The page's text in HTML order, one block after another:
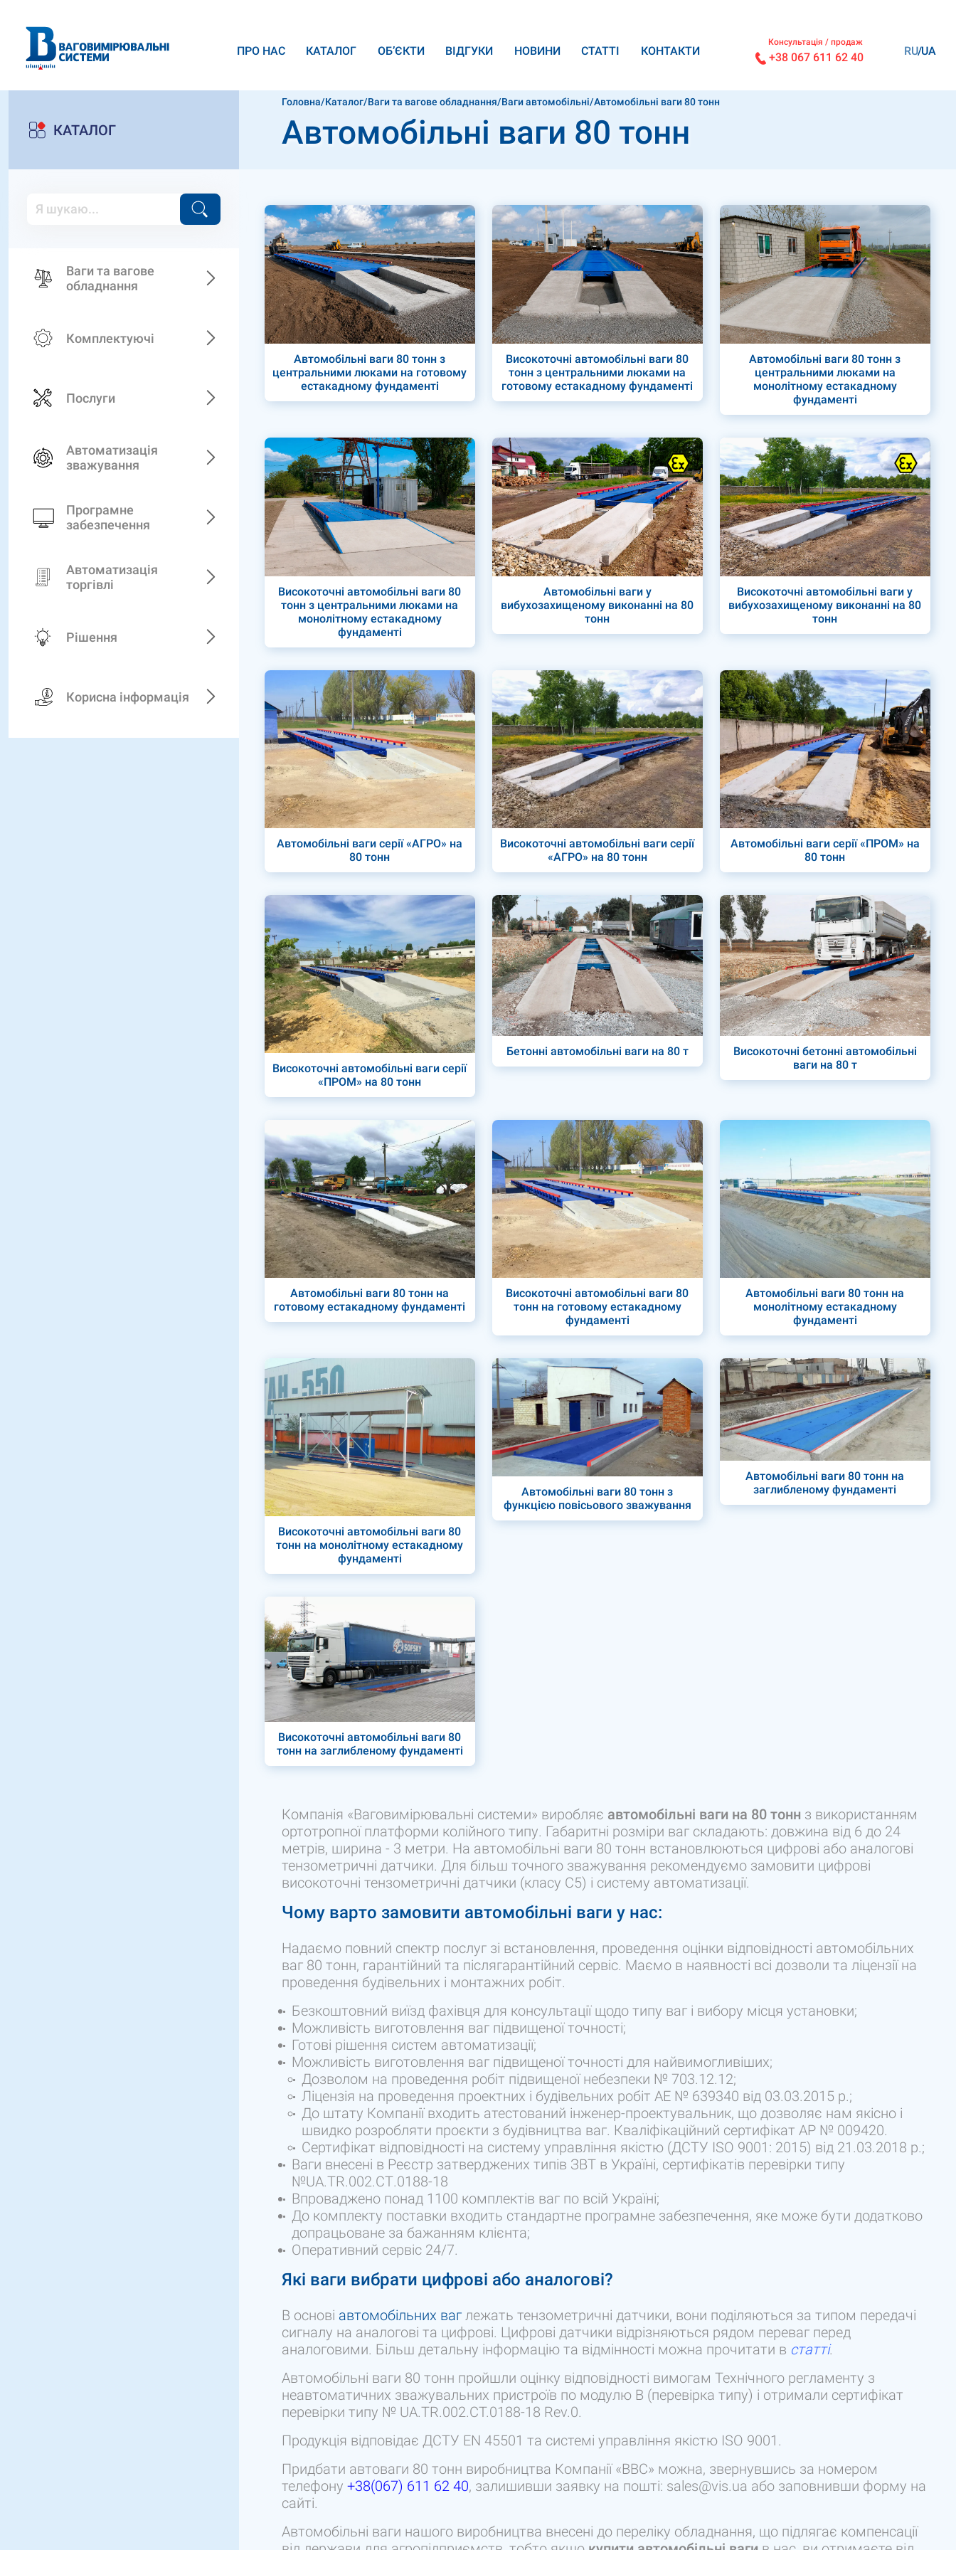
ПРО НАС КАТАЛОГ ОБ’ЄКТИ ВІДГУКИ НОВИНИ СТАТТІ КОНТАКТИ
Консультація / продаж
+38 067 611 62 40 RU UA
КАТАЛОГ
Ваги та вагове
обладнання
Комплектуючі
Послуги
Автоматизація
зважування
Програмне
забезпечення
Автоматизація
торгівлі
Рішення
Корисна інформація
Головна/Каталог/Ваги та вагове обладнання/Ваги автомобільні/Автомобільні ваги 80 тонн
Автомобільні ваги 80 тонн
Автомобільні ваги 80 тонн з
центральними люками на готовому
естакадному фундаменті
Високоточні автомобільні ваги 80
тонн з центральними люками на
готовому естакадному фундаменті
Автомобільні ваги 80 тонн з
центральними люками на
монолітному естакадному
фундаменті
Високоточні автомобільні ваги 80
тонн з центральними люками на
монолітному естакадному
фундаменті
Автомобільні ваги у
вибухозахищеному виконанні на 80
тонн
Високоточні автомобільні ваги у
вибухозахищеному виконанні на 80
тонн
Автомобільні ваги серії «АГРО» на
80 тонн
Високоточні автомобільні ваги серії
«АГРО» на 80 тонн
Автомобільні ваги серії «ПРОМ» на
80 тонн
Високоточні автомобільні ваги серії
«ПРОМ» на 80 тонн
Бетонні автомобільні ваги на 80 т
Високоточні бетонні автомобільні
ваги на 80 т
Автомобільні ваги 80 тонн на
готовому естакадному фундаменті
Високоточні автомобільні ваги 80
тонн на готовому естакадному
фундаменті
Автомобільні ваги 80 тонн на
монолітному естакадному
фундаменті
Високоточні автомобільні ваги 80
тонн на монолітному естакадному
фундаменті
Автомобільні ваги 80 тонн з
функцією повісьового зважування
Автомобільні ваги 80 тонн на
заглибленому фундаменті
Високоточні автомобільні ваги 80
тонн на заглибленому фундаменті
Компанія «Ваговимірювальні системи» виробляє автомобільні ваги на 80 тонн з використанням
ортотропної платформи колійного типу. Габаритні розміри ваг складають: довжина від 6 до 24
метрів, ширина - 3 метри. На автомобільні ваги 80 тонн встановлюються цифрові або аналогові
тензометричні датчики. Для більш точного зважування рекомендуємо замовити цифрові
високоточні тензометричні датчики (класу C5) і систему автоматизації.
Чому варто замовити автомобільні ваги у нас:
Надаємо повний спектр послуг зі встановлення, проведення оцінки відповідності автомобільних
ваг 80 тонн, гарантійний та післягарантійний сервіс. Маємо в наявності всі дозволи та ліцензії на
проведення будівельних і монтажних робіт.
Безкоштовний виїзд фахівця для консультації щодо типу ваг і вибору місця установки;
Можливість виготовлення ваг підвищеної точності;
Готові рішення систем автоматизації;
Можливість виготовлення ваг підвищеної точності для найвимогливіших;
Дозволом на проведення робіт підвищеної небезпеки № 703.12.12;
Ліцензія на проведення проектних і будівельних робіт АЕ № 639340 від 03.03.2015 р.;
До штату Компанії входить атестований інженер-проектувальник, що дозволяє нам якісно і
швидко розробляти проєкти з будівництва ваг. Кваліфікаційний сертифікат АР № 009420.
Сертифікат відповідності на систему управління якістю (ДСТУ ISO 9001: 2015) від 21.03.2018 р.;
Ваги внесені в Реєстр затверджених типів ЗВТ в Україні, сертифікатів перевірки типу
№UA.TR.002.СТ.0188-18
Впроваджено понад 1100 комплектів ваг по всій Україні;
До комплекту поставки входить стандартне програмне забезпечення, яке може бути додатково
допрацьоване за бажанням клієнта;
Оперативний сервіс 24/7.
Які ваги вибрати цифрові або аналогові?
В основі автомобільних ваг лежать тензометричні датчики, вони поділяються за типом передачі
сигналу на аналогові та цифрові. Цифрові датчики відрізняються рядом переваг перед
аналоговими. Більш детальну інформацію та відмінності можна прочитати в статті.
Автомобільні ваги 80 тонн пройшли оцінку відповідності вимогам Технічного регламенту з
неавтоматичних зважувальних пристроїв по модулю В (перевірка типу) і отримали сертифікат
перевірки типу № UA.TR.002.CT.0188-18 Rev.0.
Продукція відповідає ДСТУ EN 45501 та системі управління якістю ISO 9001.
Придбати автоваги 80 тонн виробництва Компанії «ВВС» можна, звернувшись за номером
телефону +38(067) 611 62 40, залишивши заявку на пошті: sales@vis.ua або заповнивши форму на
сайті.
Автомобільні ваги нашого виробництва внесені до переліку обладнання, що підлягає компенсації